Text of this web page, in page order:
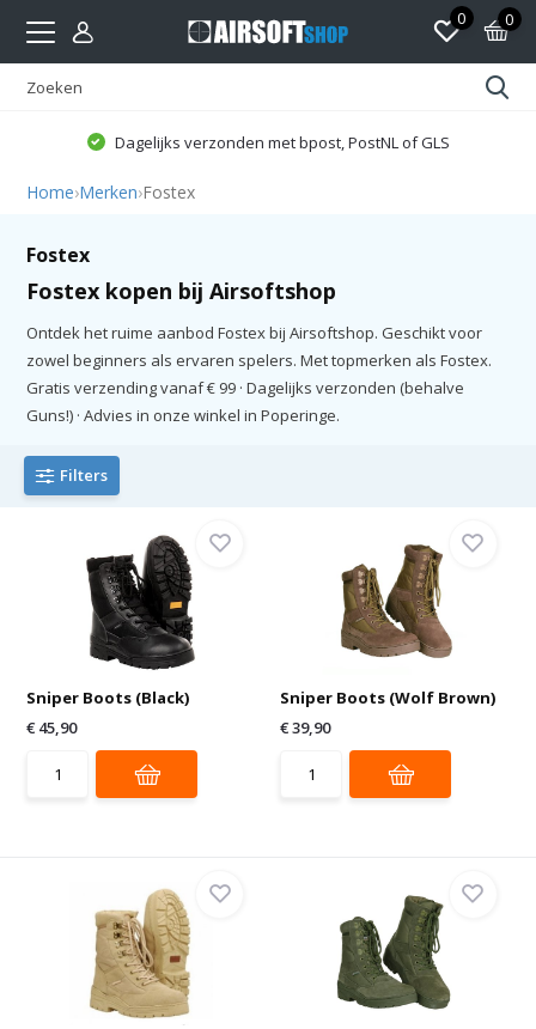
0 0
Dagelijks verzonden met bpost, PostNL of GLS
Home›Merken›Fostex
Fostex
Fostex kopen bij Airsoftshop
Ontdek het ruime aanbod Fostex bij Airsoftshop. Geschikt voor
zowel beginners als ervaren spelers. Met topmerken als Fostex.
Gratis verzending vanaf € 99 · Dagelijks verzonden (behalve
Guns!) · Advies in onze winkel in Poperinge.
Filters
Sniper Boots (Black)
€ 45,90
Sniper Boots (Wolf Brown)
€ 39,90